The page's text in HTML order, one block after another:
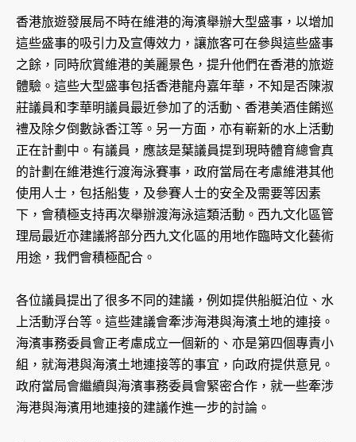
香港旅遊發展局不時在維港的海濱舉辦大型盛事，以增加
這些盛事的吸引力及宣傳效力，讓旅客可在參與這些盛事
之餘，同時欣賞維港的美麗景色，提升他們在香港的旅遊
體驗。這些大型盛事包括香港龍舟嘉年華，不知是否陳淑
莊議員和李華明議員最近參加了的活動、香港美酒佳餚巡
禮及除夕倒數詠香江等。另一方面，亦有嶄新的水上活動
正在計劃中。有議員，應該是葉議員提到現時體育總會真
的計劃在維港進行渡海泳賽事，政府當局在考慮維港其他
使用人士，包括船隻，及參賽人士的安全及需要等因素
下，會積極支持再次舉辦渡海泳這類活動。西九文化區管
理局最近亦建議將部分西九文化區的用地作臨時文化藝術
用途，我們會積極配合。
各位議員提出了很多不同的建議，例如提供船艇泊位、水
上活動浮台等。這些建議會牽涉海港與海濱土地的連接。
海濱事務委員會正考慮成立一個新的、亦是第四個專責小
組，就海港與海濱土地連接等的事宜，向政府提供意見。
政府當局會繼續與海濱事務委員會緊密合作，就一些牽涉
海港與海濱用地連接的建議作進一步的討論。